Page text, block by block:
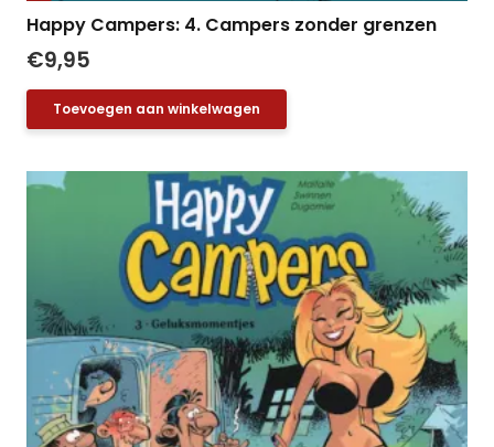
Happy Campers: 4. Campers zonder grenzen
€9,95
Toevoegen aan winkelwagen